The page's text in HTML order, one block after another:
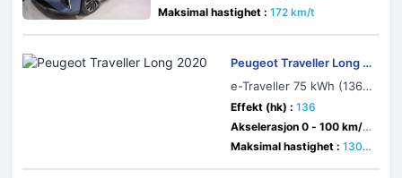
Maksimal hastighet : 172 km/t
Peugeot Traveller Long 2
020
e-Traveller 75 kWh (136
hk)
Effekt (hk) : 136
Akselerasjon 0 - 100 km/t
: 14.3 sek
Maksimal hastighet : 130 k